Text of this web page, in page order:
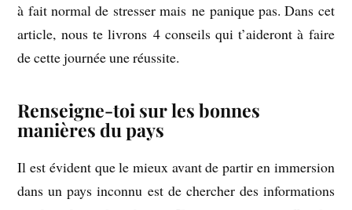
à fait normal de stresser mais ne panique pas. Dans cet
article, nous te livrons 4 conseils qui t’aideront à faire
de cette journée une réussite.
Renseigne-toi sur les bonnes
manières du pays
Il est évident que le mieux avant de partir en immersion
dans un pays inconnu est de chercher des informations